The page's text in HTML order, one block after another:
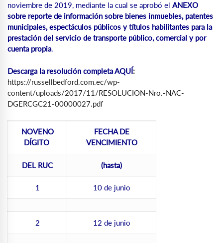
noviembre de 2019, mediante la cual se aprobó el ANEXO
sobre reporte de información sobre bienes inmuebles, patentes
municipales, espectáculos públicos y títulos habilitantes para la
prestación del servicio de transporte público, comercial y por
cuenta propia.
Descarga la resolución completa AQUÍ:
https://russellbedford.com.ec/wp-
content/uploads/2017/11/RESOLUCION-Nro.-NAC-
DGERCGC21-00000027.pdf
NOVENO
DÍGITO
FECHA DE
VENCIMIENTO
DEL RUC (hasta)
1 10 de junio
2 12 de junio